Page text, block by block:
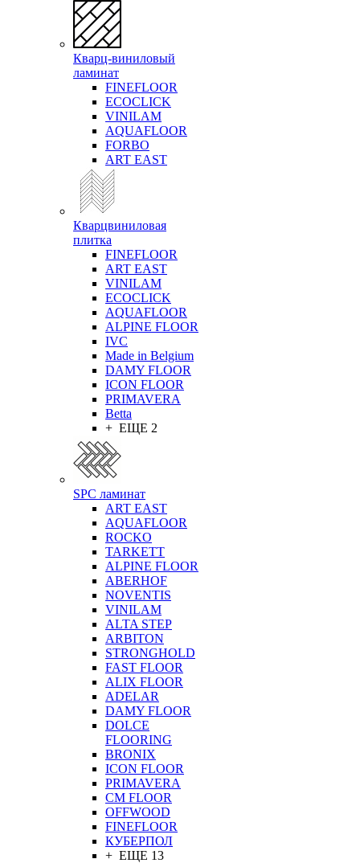
Кварц-виниловый
ламинат
FINEFLOOR
ECOCLICK
VINILAM
AQUAFLOOR
FORBO
ART EAST
Кварцвиниловая
плитка
FINEFLOOR
ART EAST
VINILAM
ECOCLICK
AQUAFLOOR
ALPINE FLOOR
IVC
Made in Belgium
DAMY FLOOR
ICON FLOOR
PRIMAVERA
Betta
+ ЕЩЕ 2
SPC ламинат
ART EAST
AQUAFLOOR
ROCKO
TARKETT
ALPINE FLOOR
ABERHOF
NOVENTIS
VINILAM
ALTA STEP
ARBITON
STRONGHOLD
FAST FLOOR
ALIX FLOOR
ADELAR
DAMY FLOOR
DOLCE
FLOORING
BRONIX
ICON FLOOR
PRIMAVERA
CM FLOOR
OFFWOOD
FINEFLOOR
КУБЕРПОЛ
+ ЕЩЕ 13